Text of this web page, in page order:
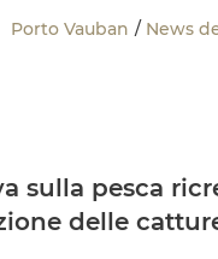
Porto Vauban News
sulla pesca
delle